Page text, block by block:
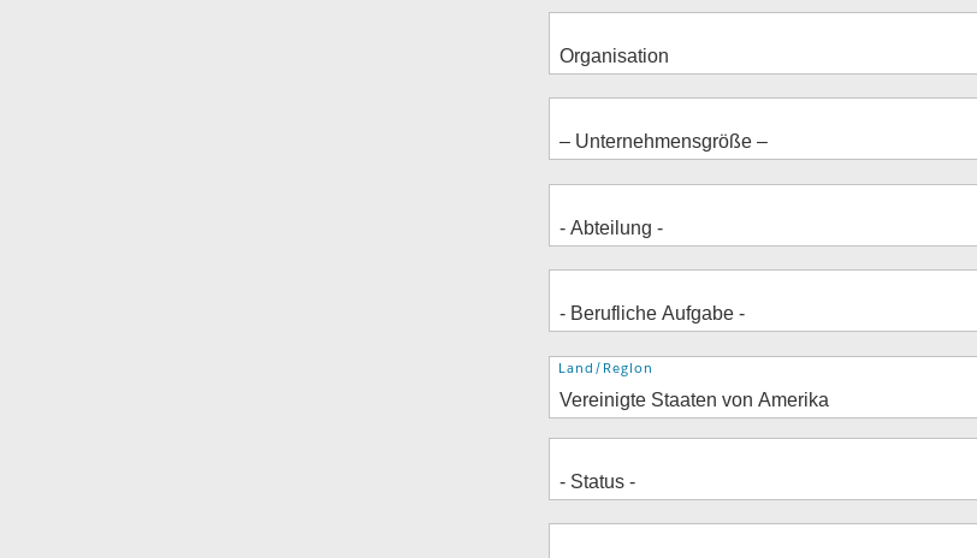
Adresse
Land/Region